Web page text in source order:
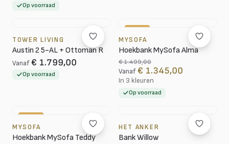
Op voorraad
TOWER LIVING
Austin 2 5-AL + Ottoman R
Vanaf € 1.799,00
Op voorraad
MYSOFA
Hoekbank MySofa Alma
€ 1.499,00
Vanaf € 1.345,00
In 3 kleuren
Op voorraad
MYSOFA
Hoekbank MySofa Teddy
HET ANKER
Bank Willow